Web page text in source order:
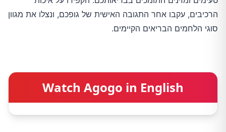
הרכיבים, עקבו אחר התגובה האישית של גופכם, ונצלו את מגוון
סוגי הלחמים הבריאים הקיימים.
Watch Agogo in English